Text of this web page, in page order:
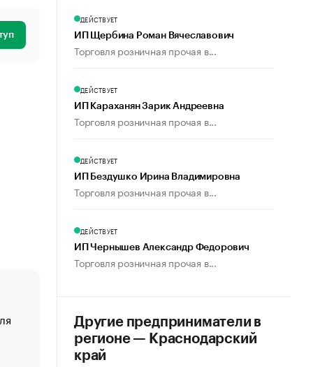
«От спорта тело стареет иначе». Как живет глава
создавшей GTA
«Деньги будут не нужны»: что рассказал Маск в
ДЕЙСТВУЕТ
ИП Щербина Роман Вячеславович
Торговля розничная прочая в...
ДЕЙСТВУЕТ
ИП Караханян Зарик Андреевна
Торговля розничная прочая в...
ДЕЙСТВУЕТ
ИП Бездушко Ирина Владимировна
Торговля розничная прочая в...
ДЕЙСТВУЕТ
ИП Чернышев Александр Федорович
Торговля розничная прочая в...
Другие предприниматели в
регионе — Краснодарский
край